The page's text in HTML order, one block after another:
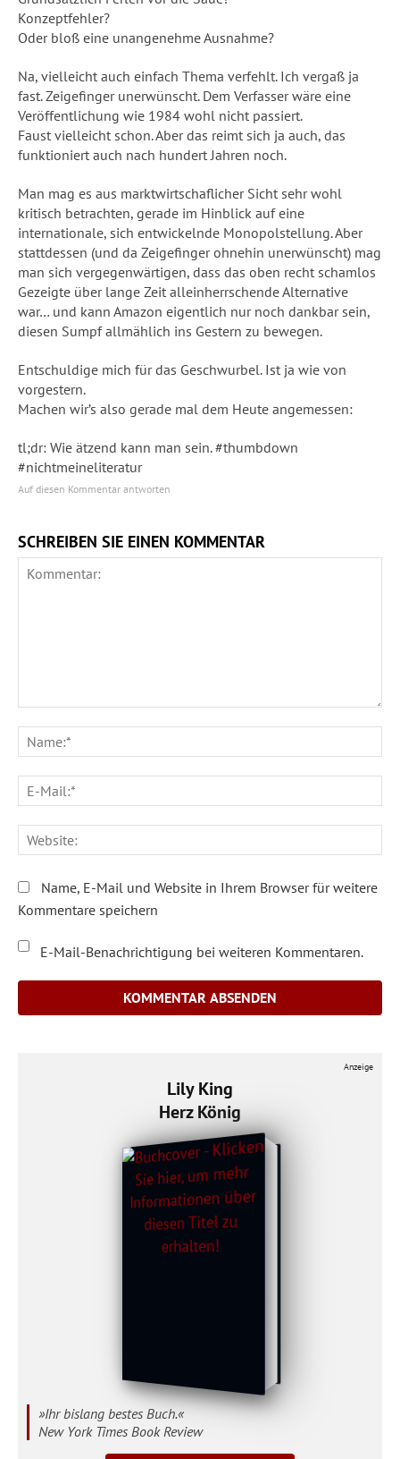
Konzeptfehler?
Oder bloß eine unangenehme Ausnahme?
Na, vielleicht auch einfach Thema verfehlt. Ich vergaß ja
fast. Zeigefinger unerwünscht. Dem Verfasser wäre eine
Veröffentlichung wie 1984 wohl nicht passiert.
Faust vielleicht schon. Aber das reimt sich ja auch, das
funktioniert auch nach hundert Jahren noch.
Man mag es aus marktwirtschaflicher Sicht sehr wohl
kritisch betrachten, gerade im Hinblick auf eine
internationale, sich entwickelnde Monopolstellung. Aber
stattdessen (und da Zeigefinger ohnehin unerwünscht) mag
man sich vergegenwärtigen, dass das oben recht schamlos
Gezeigte über lange Zeit alleinherrschende Alternative
war… und kann Amazon eigentlich nur noch dankbar sein,
diesen Sumpf allmählich ins Gestern zu bewegen.
Entschuldige mich für das Geschwurbel. Ist ja wie von
vorgestern.
Machen wir’s also gerade mal dem Heute angemessen:
tl;dr: Wie ätzend kann man sein. #thumbdown
#nichtmeineliteratur
Auf diesen Kommentar antworten
SCHREIBEN SIE EINEN KOMMENTAR
Name, E-Mail und Website in Ihrem Browser für weitere
Kommentare speichern
E-Mail-Benachrichtigung bei weiteren Kommentaren.
Anzeige
Lily King
Herz König
»Ihr bislang bestes Buch.«
New York Times Book Review